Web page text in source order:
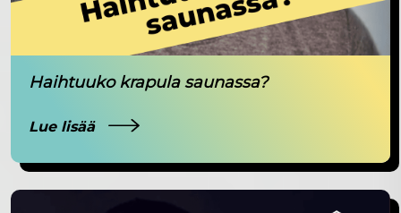
Haihtuuko krapula saunassa?
Lue lisää